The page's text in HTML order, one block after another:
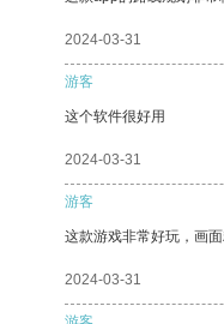
2024-03-31
游客
这个软件很好用
2024-03-31
游客
这款游戏非常好玩，画
2024-03-31